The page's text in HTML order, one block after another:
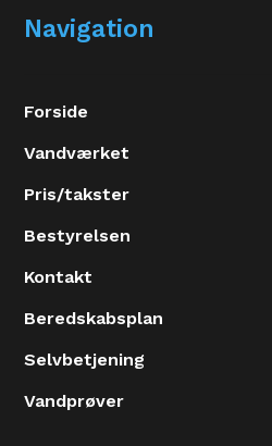
Navigation
Forside
Vandværket
Pris/takster
Bestyrelsen
Kontakt
Beredskabsplan
Selvbetjening
Vandprøver